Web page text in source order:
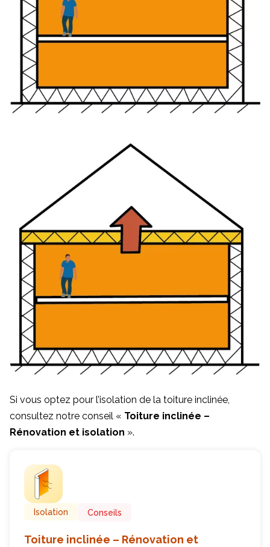
Si vous optez pour l’isolation de la toiture inclinée,
consultez notre conseil « Toiture inclinée –
Rénovation et isolation ».
Isolation Conseils
Toiture inclinée – Rénovation et